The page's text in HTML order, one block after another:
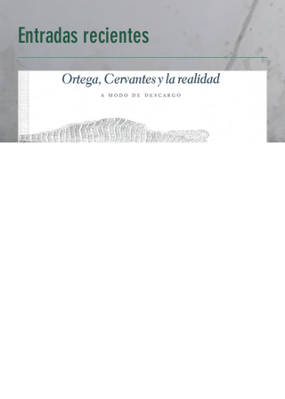
Entradas recientes